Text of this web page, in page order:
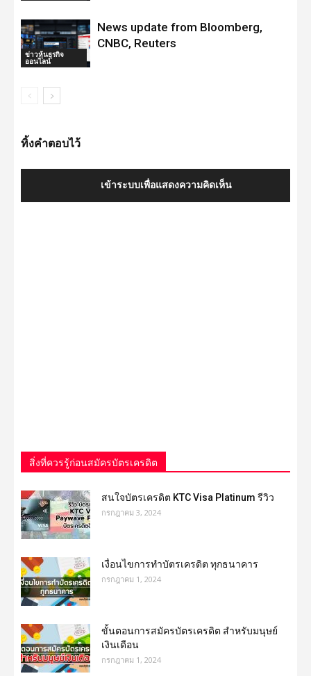
ข่าวหุ้นธุรกิจ
ออนไลน์
News update from Bloomberg,
CNBC, Reuters
ทิ้งคำตอบไว้
เข้าระบบเพื่อแสดงความคิดเห็น
สิ่งที่ควรรู้ก่อนสมัครบัตรเครดิต
สนใจบัตรเครดิต KTC Visa Platinum รีวิว
กรกฎาคม 3, 2024
เงื่อนไขการทําบัตรเครดิต ทุกธนาคาร
กรกฎาคม 1, 2024
ขั้นตอนการสมัครบัตรเครดิต สำหรับมนุษย์
เงินเดือน
กรกฎาคม 1, 2024